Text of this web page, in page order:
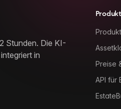
Stunden. Die KI-
in
Produkt
Preise
API für